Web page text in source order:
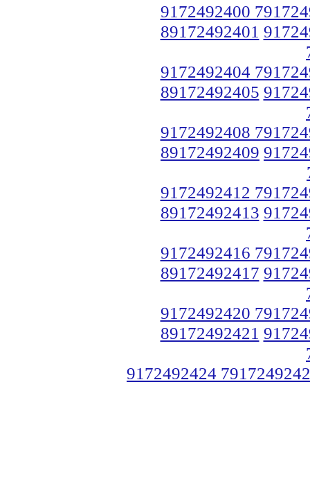
9172492400
89172492401
9172492404
89172492405
9172492408
89172492409
9172492412
89172492413
9172492416
89172492417
9172492420
89172492421
9172492424